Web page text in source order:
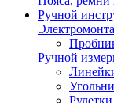
Ручной
Ручной